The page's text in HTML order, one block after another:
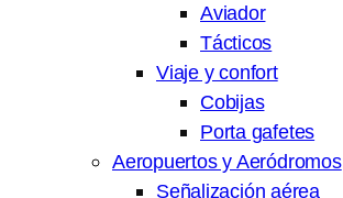
Aviador
Tácticos
Viaje y confort
Cobijas
Porta gafetes
Aeropuertos y Aeródromos
Señalización aérea